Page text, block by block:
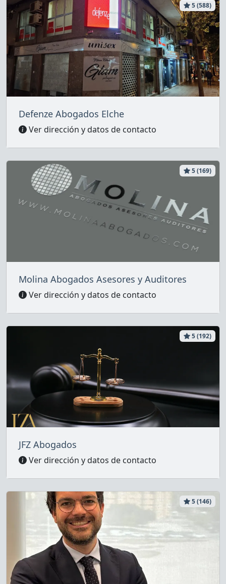
5 (588)
Defenze Abogados Elche
Ver dirección y datos de contacto
5 (169)
Molina Abogados Asesores y Auditores
Ver dirección y datos de contacto
5 (192)
JFZ Abogados
Ver dirección y datos de contacto
5 (146)